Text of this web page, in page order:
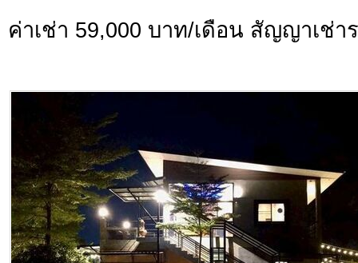
ค่าเช่า 59,000 บาท/เดือน สัญญาเช่า